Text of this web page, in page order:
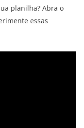
planilha? Abra o
essas